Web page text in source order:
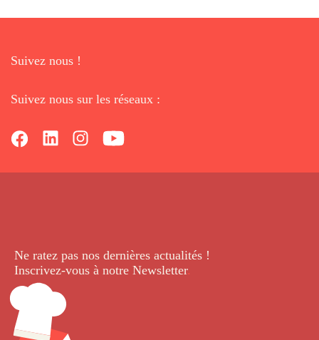
Suivez nous !
Suivez nous sur les réseaux :
Ne ratez pas nos dernières actualités !
Inscrivez-vous à notre Newsletter.